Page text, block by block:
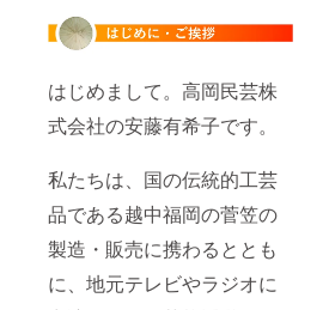
はじめまして。高岡民芸株
式会社の安藤有希子です。
私たちは、国の伝統的工芸
品である越中福岡の菅笠の
製造・販売に携わるととも
に、地元テレビやラジオに